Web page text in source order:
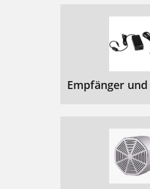
Empfänger